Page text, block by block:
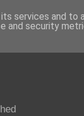
services and to
and security